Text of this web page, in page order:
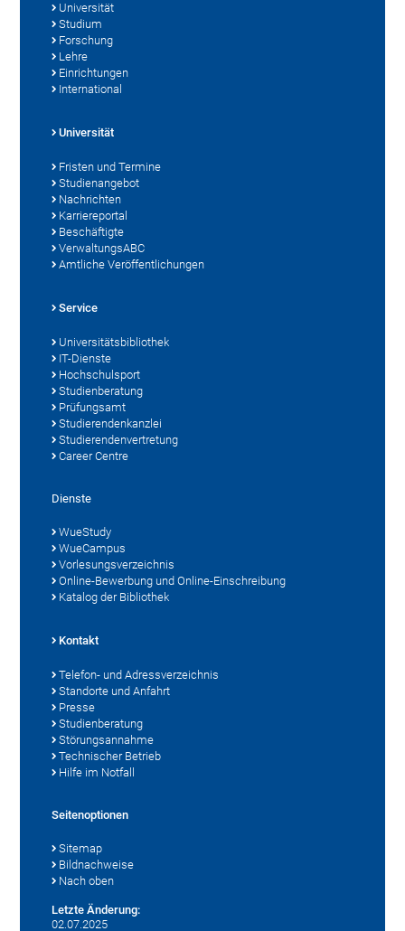
Universität
Studium
Forschung
Lehre
Einrichtungen
International
Universität
Fristen und Termine
Studienangebot
Nachrichten
Karriereportal
Beschäftigte
VerwaltungsABC
Amtliche Veröffentlichungen
Service
Universitätsbibliothek
IT-Dienste
Hochschulsport
Studienberatung
Prüfungsamt
Studierendenkanzlei
Studierendenvertretung
Career Centre
Dienste
WueStudy
WueCampus
Vorlesungsverzeichnis
Online-Bewerbung und Online-Einschreibung
Katalog der Bibliothek
Kontakt
Telefon- und Adressverzeichnis
Standorte und Anfahrt
Presse
Studienberatung
Störungsannahme
Technischer Betrieb
Hilfe im Notfall
Seitenoptionen
Sitemap
Bildnachweise
Nach oben
Letzte Änderung:
02.07.2025